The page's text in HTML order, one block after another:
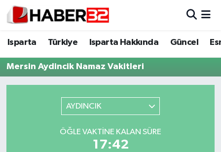
Isparta Türkiye Isparta Hakkında Güncel
Mersin Aydincik Namaz Vakitleri
AYDINCIK
ÖĞLE VAKTINE KALAN SÜRE
17:42
Isparta
Isparta Hakkında
Esnaf Diyor ki;
BİLİM VE TEKNOLOJİ
Isparta Nöbetçi Eczaneler
Isparta Hava Durumu
Isparta Trafik Yoğunluk Haritası
Süper Lig Puan Durumu ve Fikstür